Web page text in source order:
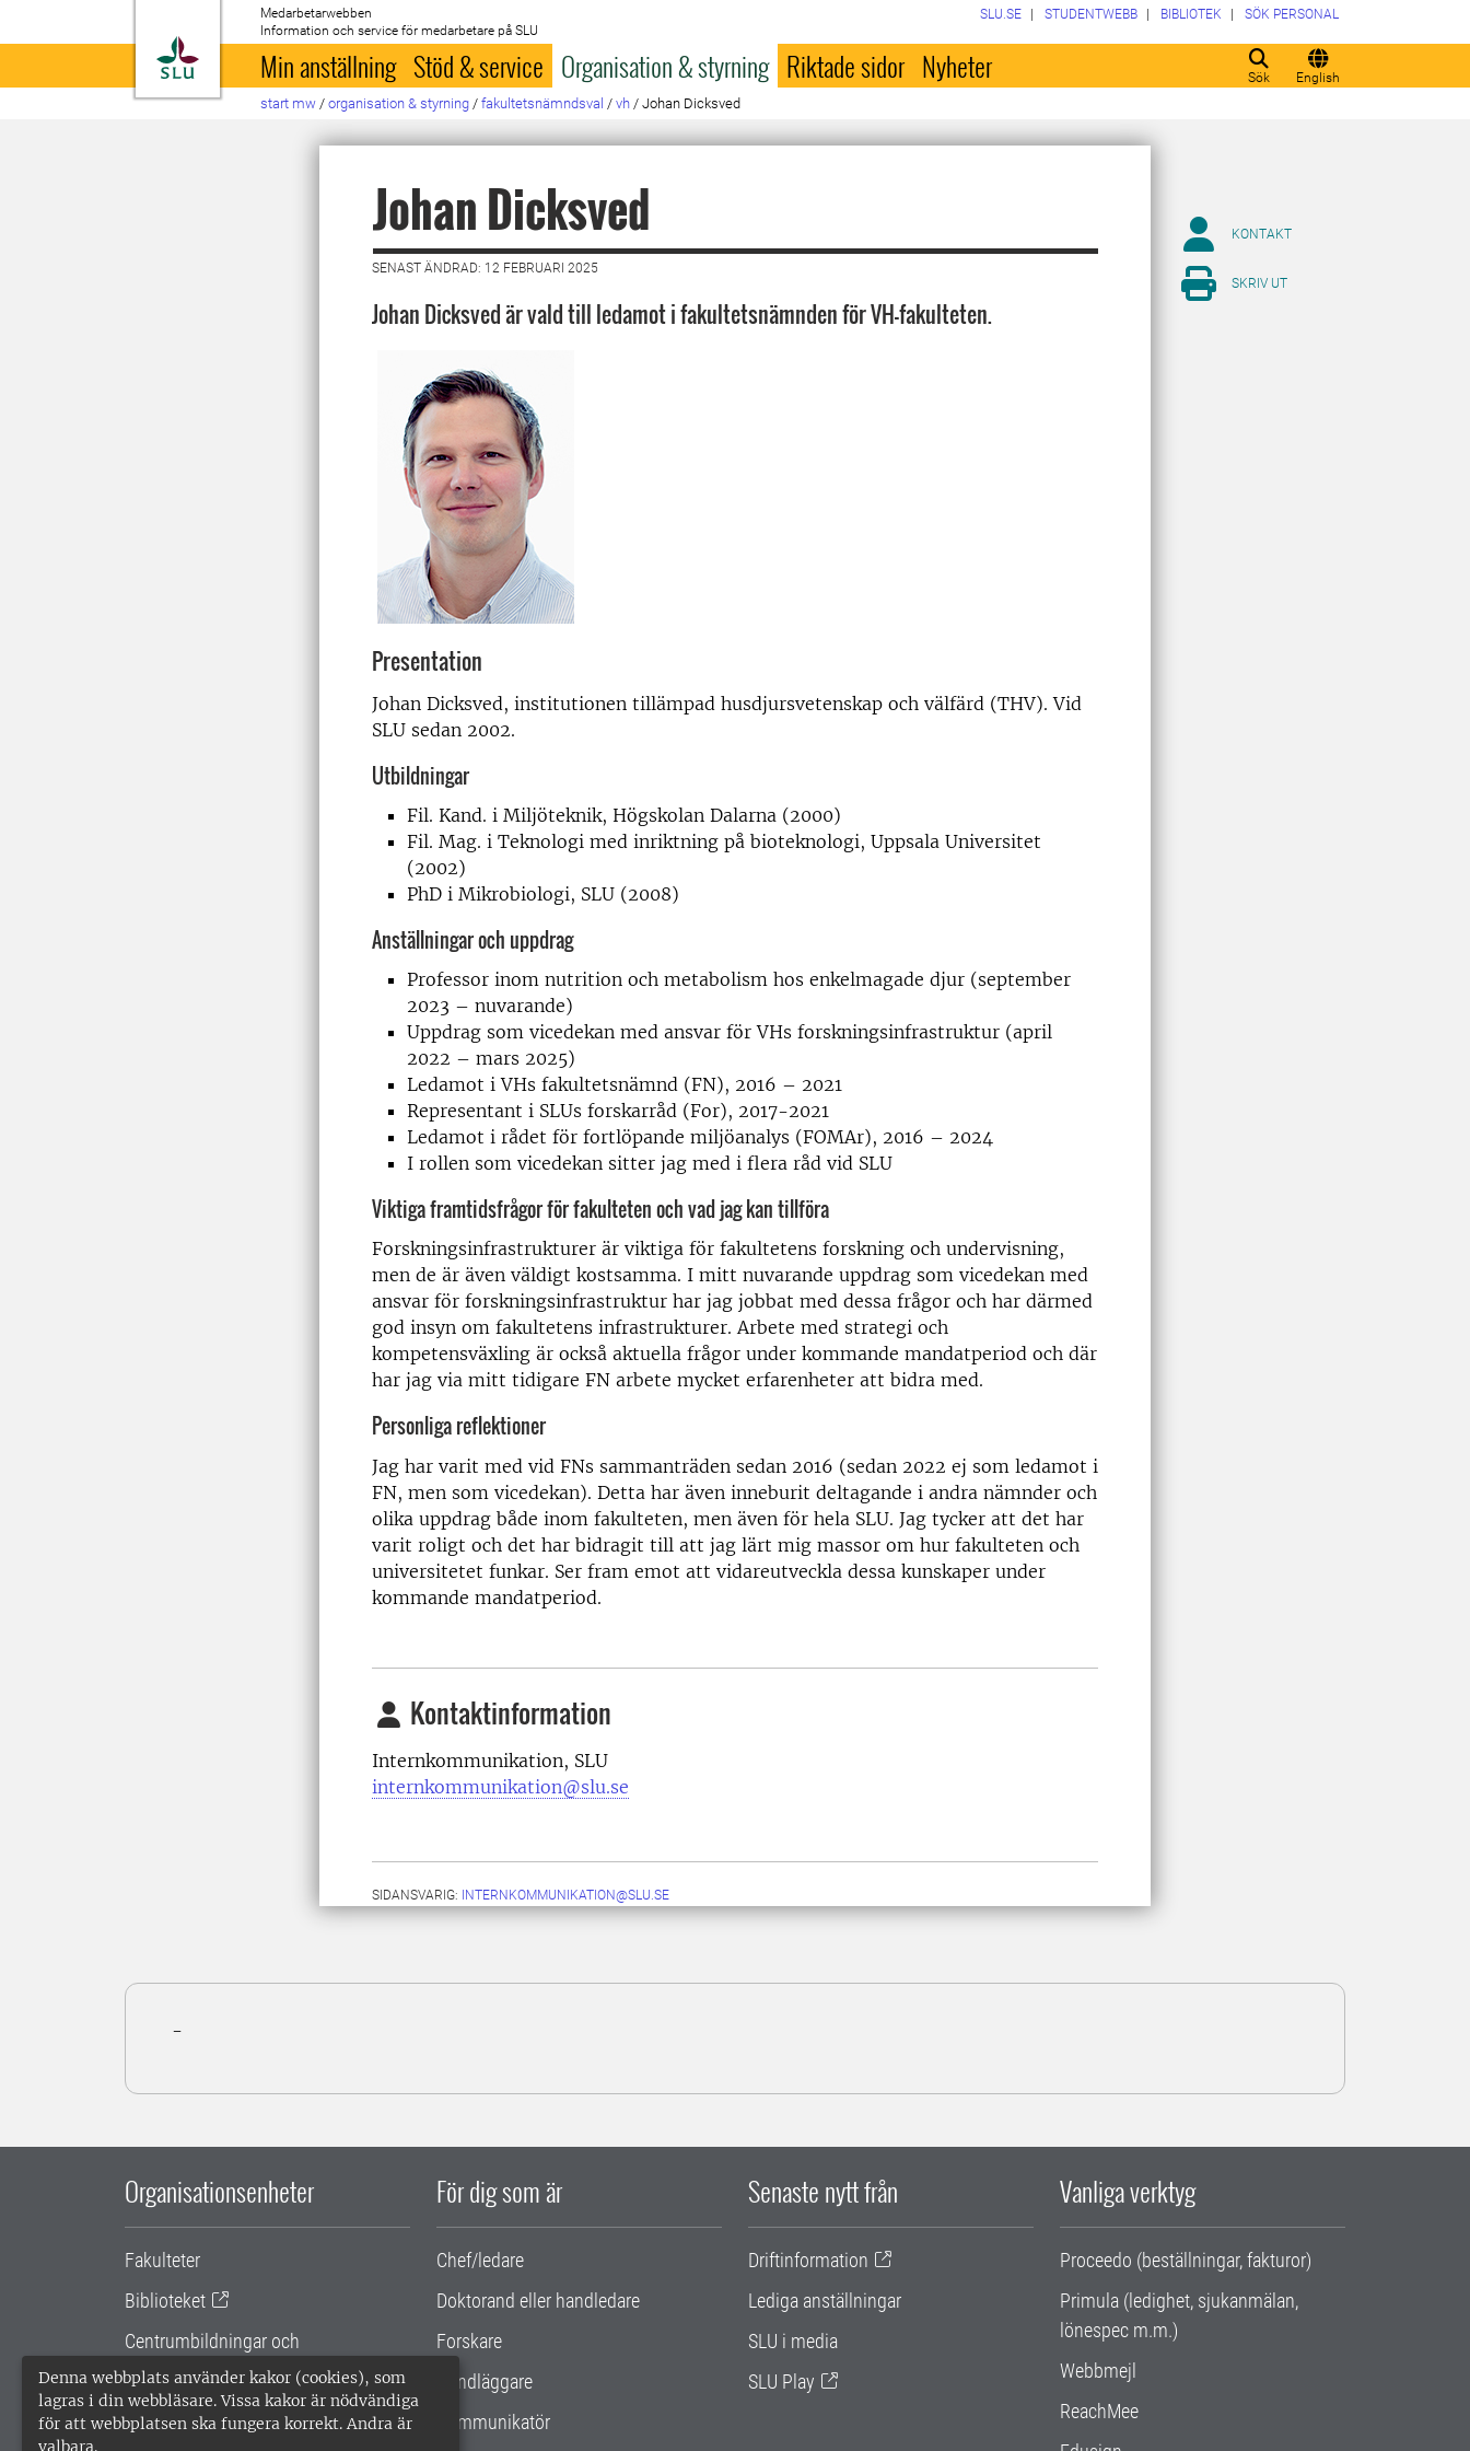
Denna webbplats använder kakor (cookies), som
lagras i din webbläsare. Vissa kakor är nödvändiga
för att webbplatsen ska fungera korrekt. Andra är
valbara.
Till startsida
Medarbetarwebben
Information och service för medarbetare på SLU
Sök English
SLU.SE STUDENTWEBB BIBLIOTEK SÖK PERSONAL
Min anställning Stöd & service Organisation & styrning Riktade sidor Nyheter
start mw / organisation & styrning / fakultetsnämndsval / vh / Johan Dicksved
Johan Dicksved
SENAST ÄNDRAD: 12 FEBRUARI 2025
Johan Dicksved är vald till ledamot i fakultetsnämnden för VH-fakulteten.
Presentation
Johan Dicksved, institutionen tillämpad husdjursvetenskap och välfärd (THV). Vid
SLU sedan 2002.
Utbildningar
Fil. Kand. i Miljöteknik, Högskolan Dalarna (2000)
Fil. Mag. i Teknologi med inriktning på bioteknologi, Uppsala Universitet
(2002)
PhD i Mikrobiologi, SLU (2008)
Anställningar och uppdrag
Professor inom nutrition och metabolism hos enkelmagade djur (september
2023 – nuvarande)
Uppdrag som vicedekan med ansvar för VHs forskningsinfrastruktur (april
2022 – mars 2025)
Ledamot i VHs fakultetsnämnd (FN), 2016 – 2021
Representant i SLUs forskarråd (For), 2017-2021
Ledamot i rådet för fortlöpande miljöanalys (FOMAr), 2016 – 2024
I rollen som vicedekan sitter jag med i flera råd vid SLU
Viktiga framtidsfrågor för fakulteten och vad jag kan tillföra
Forskningsinfrastrukturer är viktiga för fakultetens forskning och undervisning,
men de är även väldigt kostsamma. I mitt nuvarande uppdrag som vicedekan med
ansvar för forskningsinfrastruktur har jag jobbat med dessa frågor och har därmed
god insyn om fakultetens infrastrukturer. Arbete med strategi och
kompetensväxling är också aktuella frågor under kommande mandatperiod och där
har jag via mitt tidigare FN arbete mycket erfarenheter att bidra med.
Personliga reflektioner
Jag har varit med vid FNs sammanträden sedan 2016 (sedan 2022 ej som ledamot i
FN, men som vicedekan). Detta har även inneburit deltagande i andra nämnder och
olika uppdrag både inom fakulteten, men även för hela SLU. Jag tycker att det har
varit roligt och det har bidragit till att jag lärt mig massor om hur fakulteten och
universitetet funkar. Ser fram emot att vidareutveckla dessa kunskaper under
kommande mandatperiod.
Kontaktinformation
Internkommunikation, SLU
internkommunikation@slu.se
SIDANSVARIG: INTERNKOMMUNIKATION@SLU.SE
KONTAKT
SKRIV UT
-
Organisationsenheter
Fakulteter
Biblioteket
Centrumbildningar och
samarbetsprojekt
Gemensamma verksamhetsstödet
För dig som är
Chef/ledare
Doktorand eller handledare
Forskare
Handläggare
Kommunikatör
Senaste nytt från
Driftinformation
Lediga anställningar
SLU i media
SLU Play
Vanliga verktyg
Proceedo (beställningar, fakturor)
Primula (ledighet, sjukanmälan,
lönespec m.m.)
Webbmejl
ReachMee